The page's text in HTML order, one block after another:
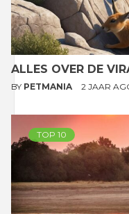
ALLES OVER DE
BY PETMANIA 2 JAAR
TOP 10